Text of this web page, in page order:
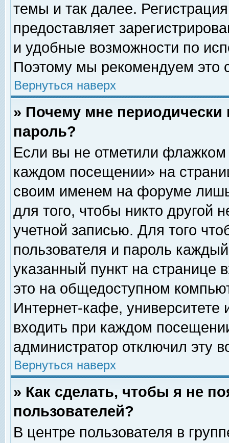
темы и так далее.
предоставляет
и удобные возможности по
Поэтому мы рекомендуем это
Вернуться наверх
» Почему мне
пароль?
Если вы не отметили флажком
каждом посещении» на
своим именем на форуме
для того, чтобы никто другой
учетной записью. Для того
пользователя и пароль
указанный пункт на
это на общедоступном
Интернет-кафе, университете
входить при каждом
администратор отключил эту
Вернуться наверх
» Как сделать, чтобы я не
пользователей?
В центре пользователя в